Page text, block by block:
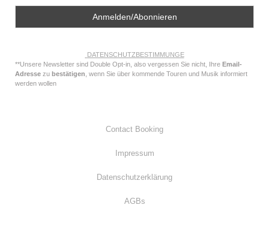
DATENSCHUTZBESTIMMUNGE
**Unsere Newsletter sind Double Opt-in, also vergessen Sie nicht, Ihre Email-
Adresse zu bestätigen , wenn Sie über kommende Touren und Musik informiert
werden wollen
Contact Booking
Impressum
Datenschutzerklärung
AGBs